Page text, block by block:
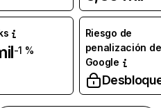
-1 %
Riesgo de
penalización de
Google